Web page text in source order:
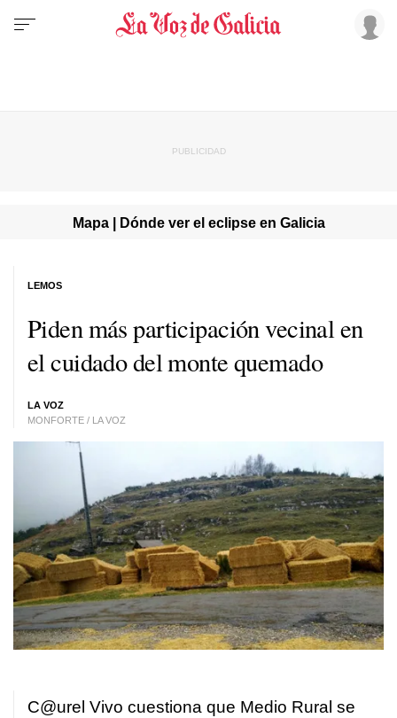
Mapa | Dónde ver el eclipse en Galicia
Piden más participación vecinal en
el cuidado del monte quemado
LA VOZ
MONFORTE / LA VOZ
LEMOS
C@urel Vivo cuestiona que Medio Rural se